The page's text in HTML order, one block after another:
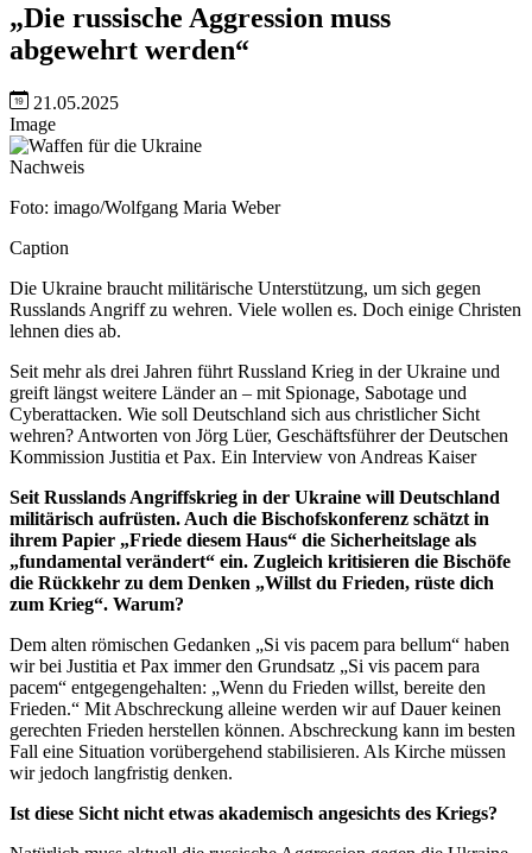
„Die russische Aggression muss
abgewehrt werden“
21.05.2025
Image
Nachweis
Foto: imago/Wolfgang Maria Weber
Caption
Die Ukraine braucht militärische Unterstützung, um sich gegen
Russlands Angriff zu wehren. Viele wollen es. Doch einige Christen
lehnen dies ab.
Seit mehr als drei Jahren führt Russland Krieg in der Ukraine und
greift längst weitere Länder an – mit Spionage, Sabotage und
Cyberattacken. Wie soll Deutschland sich aus christlicher Sicht
wehren? Antworten von Jörg Lüer, Geschäftsführer der Deutschen
Kommission Justitia et Pax. Ein Interview von Andreas Kaiser
Seit Russlands Angriffskrieg in der Ukraine will Deutschland
militärisch aufrüsten. Auch die Bischofskonferenz schätzt in
ihrem Papier „Friede diesem Haus“ die Sicherheitslage als
„fundamental verändert“ ein. Zugleich kritisieren die Bischöfe
die Rückkehr zu dem Denken „Willst du Frieden, rüste dich
zum Krieg“. Warum?
Dem alten römischen Gedanken „Si vis pacem para bellum“ haben
wir bei Justitia et Pax immer den Grundsatz „Si vis pacem para
pacem“ entgegengehalten: „Wenn du Frieden willst, bereite den
Frieden.“ Mit Abschreckung alleine werden wir auf Dauer keinen
gerechten Frieden herstellen können. Abschreckung kann im besten
Fall eine Situation vorübergehend stabilisieren. Als Kirche müssen
wir jedoch langfristig denken.
Ist diese Sicht nicht etwas akademisch angesichts des Kriegs?